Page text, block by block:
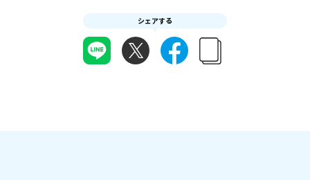
にてご連絡いたします。・よくあるご質問その他、よくあるご質問
についてはこちらをご確認ください。運営団体について＜プログラ
ム主催：一般財団法人地域・教育魅力化プラットフォーム＞「意志
ある若者にあふれる持続可能な地域・社会をつくる」というビジョ
ンを掲げ、2017年3月に島根県に設立した教育事業団体です。日本
合は下記の地域みらい留学公式LINEよりご連絡をお願いします。※
ん。その場合は、「@miratabi.jp」からのメールを受信できるよう
設定をお願いいたします。※結果に関する個別のお問合せにはお答
えること。 学校を越えること。 立場や価値観を越えること。一冊
の本を手がかりに、「越境」という言葉が私たちに問いかけている
ものを、一緒に探ってみませんか。今回取り上げる本：『君は君の
人生の主役になれ』（著：鳥羽和久 ちくまプリマ―新書）開催概
シェアする